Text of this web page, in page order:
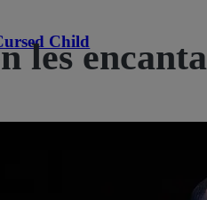
Child
les encanta